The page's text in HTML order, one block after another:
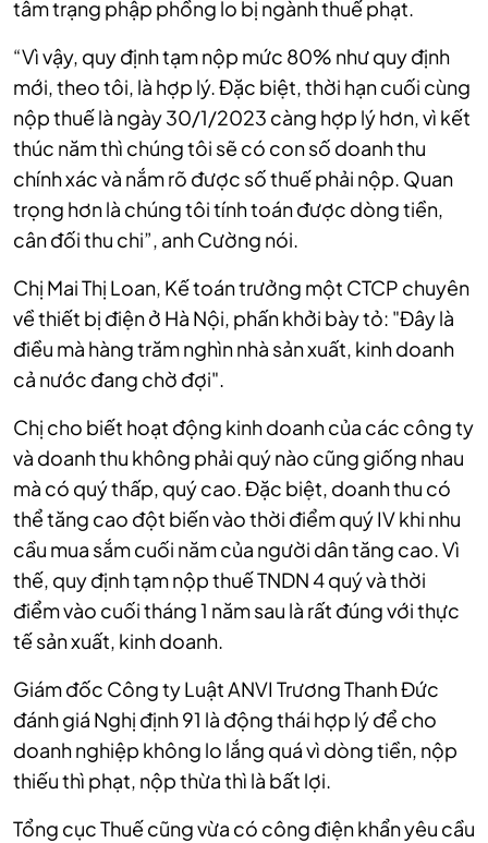
tâm trạng phập phồng lo bị ngành thuế phạt.
“Vì vậy, quy định tạm nộp mức 80% như quy định
mới, theo tôi, là hợp lý. Đặc biệt, thời hạn cuối cùng
nộp thuế là ngày 30/1/2023 càng hợp lý hơn, vì kết
thúc năm thì chúng tôi sẽ có con số doanh thu
chính xác và nắm rõ được số thuế phải nộp. Quan
trọng hơn là chúng tôi tính toán được dòng tiền,
cân đối thu chi”, anh Cường nói.
Chị Mai Thị Loan, Kế toán trưởng một CTCP chuyên
về thiết bị điện ở Hà Nội, phấn khởi bày tỏ: "Đây là
điều mà hàng trăm nghìn nhà sản xuất, kinh doanh
cả nước đang chờ đợi".
Chị cho biết hoạt động kinh doanh của các công ty
và doanh thu không phải quý nào cũng giống nhau
mà có quý thấp, quý cao. Đặc biệt, doanh thu có
thể tăng cao đột biến vào thời điểm quý IV khi nhu
cầu mua sắm cuối năm của người dân tăng cao. Vì
thế, quy định tạm nộp thuế TNDN 4 quý và thời
điểm vào cuối tháng 1 năm sau là rất đúng với thực
tế sản xuất, kinh doanh.
Giám đốc Công ty Luật ANVI Trương Thanh Đức
đánh giá Nghị định 91 là động thái hợp lý để cho
doanh nghiệp không lo lắng quá vì dòng tiền, nộp
thiếu thì phạt, nộp thừa thì là bất lợi.
Tổng cục Thuế cũng vừa có công điện khẩn yêu cầu